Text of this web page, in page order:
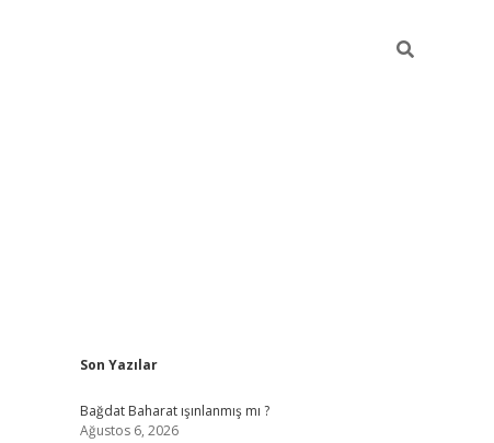
Sidebar
Son Yazılar
Bağdat Baharat ışınlanmış mı ?
Ağustos 6, 2026
grandoperabet giriş